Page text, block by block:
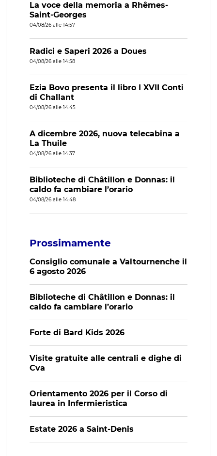
La voce della memoria a Rhêmes-
Saint-Georges
04/08/26 alle 14:57
Radici e Saperi 2026 a Doues
04/08/26 alle 14:58
Ezia Bovo presenta il libro I XVII Conti
di Challant
04/08/26 alle 14:45
A dicembre 2026, nuova telecabina a
La Thuile
04/08/26 alle 14:37
Biblioteche di Châtillon e Donnas: il
caldo fa cambiare l’orario
04/08/26 alle 14:48
Prossimamente
Consiglio comunale a Valtournenche il
6 agosto 2026
Biblioteche di Châtillon e Donnas: il
caldo fa cambiare l’orario
Forte di Bard Kids 2026
Visite gratuite alle centrali e dighe di
Cva
Orientamento 2026 per il Corso di
laurea in Infermieristica
Estate 2026 a Saint-Denis